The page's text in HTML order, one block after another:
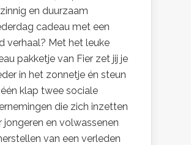
en duurzaam
cadeau met een
verhaal? Met het leuke
pakketje van Fier zet jij je
in het zonnetje én steun
klap twee sociale
die zich inzetten
jongeren en volwassenen
van een verleden